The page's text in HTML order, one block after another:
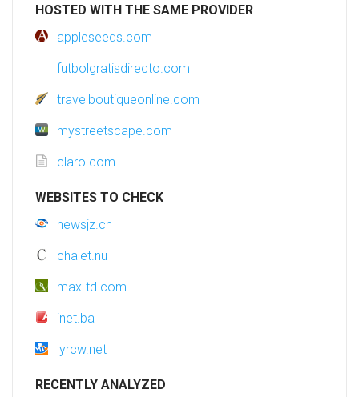
HOSTED WITH THE SAME PROVIDER
appleseeds.com
futbolgratisdirecto.com
travelboutiqueonline.com
mystreetscape.com
claro.com
WEBSITES TO CHECK
newsjz.cn
chalet.nu
max-td.com
inet.ba
lyrcw.net
RECENTLY ANALYZED